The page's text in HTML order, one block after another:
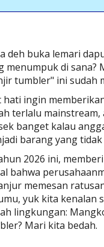
deh buka lemari
menumpuk di sana?
tumbler" ini sudah
hati ingin
terlalu mainstream,
banget kalau
barang yang
2026 ini,
bahwa
memesan
yuk kita kenalan
lingkungan:
Mari kita bedah.